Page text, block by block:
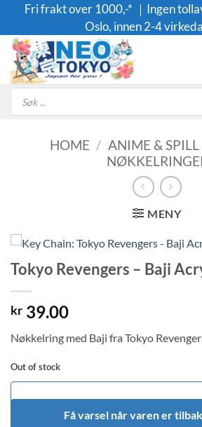
content
Fri frakt over 1000,-* ｜Ingen
Oslo, innen 2-4
Products
search
HOME / ANIME &
MENY
Tokyo Revengers – Baji
kr 39.00
Nøkkelring med Baji fra Tokyo
Out of stock
Få varsel når varen er